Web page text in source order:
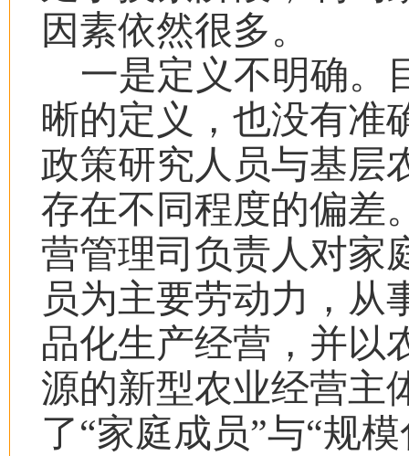
因素依然很多。
一是定义不明确。
晰的定义，也没有准
政策研究人员与基层
存在不同程度的偏差
营管理司负责人对家
员为主要劳动力，从
品化生产经营，并以
源的新型农业经营主
了“家庭成员”与“规模